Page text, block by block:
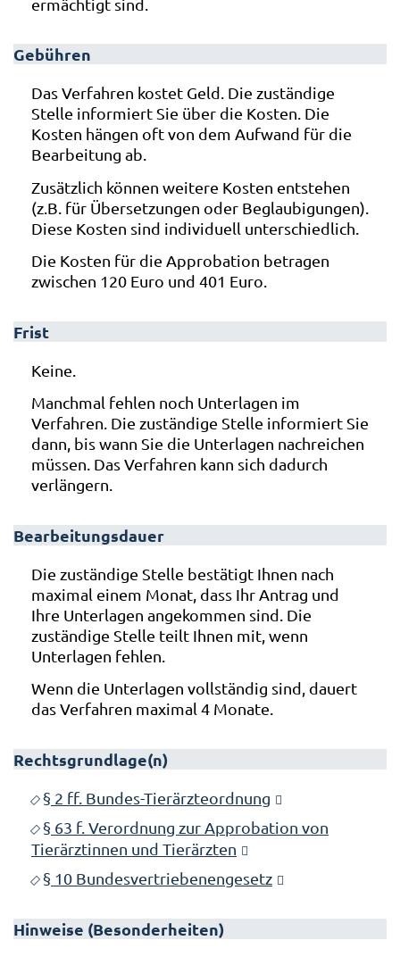
ermächtigt sind.
Gebühren
Das Verfahren kostet Geld. Die zuständige
Stelle informiert Sie über die Kosten. Die
Kosten hängen oft von dem Aufwand für die
Bearbeitung ab.
Zusätzlich können weitere Kosten entstehen
(z.B. für Übersetzungen oder Beglaubigungen).
Diese Kosten sind individuell unterschiedlich.
Die Kosten für die Approbation betragen
zwischen 120 Euro und 401 Euro.
Frist
Keine.
Manchmal fehlen noch Unterlagen im
Verfahren. Die zuständige Stelle informiert Sie
dann, bis wann Sie die Unterlagen nachreichen
müssen. Das Verfahren kann sich dadurch
verlängern.
Bearbeitungsdauer
Die zuständige Stelle bestätigt Ihnen nach
maximal einem Monat, dass Ihr Antrag und
Ihre Unterlagen angekommen sind. Die
zuständige Stelle teilt Ihnen mit, wenn
Unterlagen fehlen.
Wenn die Unterlagen vollständig sind, dauert
das Verfahren maximal 4 Monate.
Rechtsgrundlage(n)
§ 2 ff. Bundes-Tierärzteordnung
§ 63 f. Verordnung zur Approbation von
Tierärztinnen und Tierärzten
§ 10 Bundesvertriebenengesetz
Hinweise (Besonderheiten)